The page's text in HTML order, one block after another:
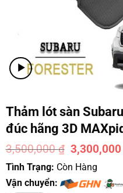
Thảm lót sàn
đúc hãng 3D
3,500,000₫
Tình Trạng: Còn Hàng
Vận chuyển: